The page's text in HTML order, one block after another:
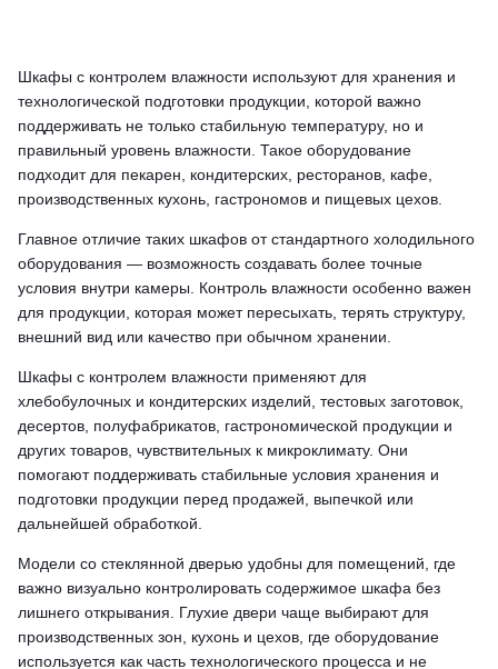
Шкафы с контролем влажности используют для хранения и
технологической подготовки продукции, которой важно
поддерживать не только стабильную температуру, но и
правильный уровень влажности. Такое оборудование
подходит для пекарен, кондитерских, ресторанов, кафе,
производственных кухонь, гастрономов и пищевых цехов.
Главное отличие таких шкафов от стандартного холодильного
оборудования — возможность создавать более точные
условия внутри камеры. Контроль влажности особенно важен
для продукции, которая может пересыхать, терять структуру,
внешний вид или качество при обычном хранении.
Шкафы с контролем влажности применяют для
хлебобулочных и кондитерских изделий, тестовых заготовок,
десертов, полуфабрикатов, гастрономической продукции и
других товаров, чувствительных к микроклимату. Они
помогают поддерживать стабильные условия хранения и
подготовки продукции перед продажей, выпечкой или
дальнейшей обработкой.
Модели со стеклянной дверью удобны для помещений, где
важно визуально контролировать содержимое шкафа без
лишнего открывания. Глухие двери чаще выбирают для
производственных зон, кухонь и цехов, где оборудование
используется как часть технологического процесса и не